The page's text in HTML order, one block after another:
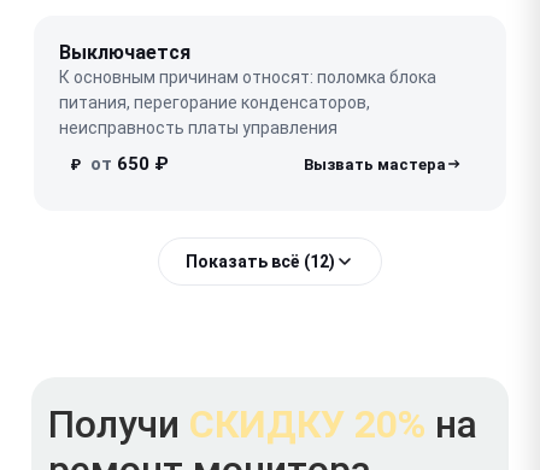
Выключается
К основным причинам относят: поломка блока
питания, перегорание конденсаторов,
неисправность платы управления
₽ от 650 ₽
Показать всё (12)
Получи СКИДКУ 20% на